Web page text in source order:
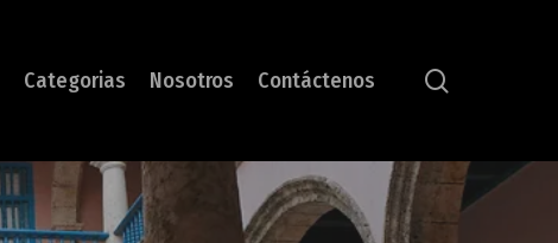
Categorias Nosotros Contáctenos